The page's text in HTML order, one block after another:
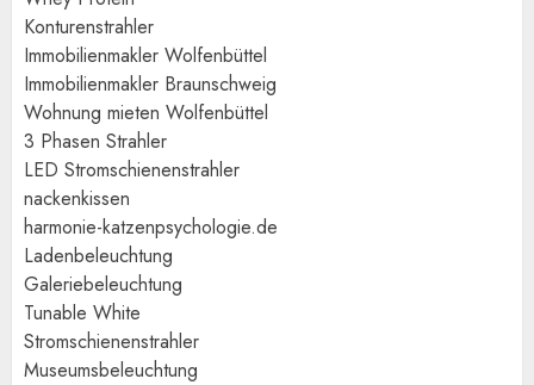
Konturenstrahler
Immobilienmakler Wolfenbüttel
Immobilienmakler Braunschweig
Wohnung mieten Wolfenbüttel
3 Phasen Strahler
LED Stromschienenstrahler
nackenkissen
harmonie-katzenpsychologie.de
Ladenbeleuchtung
Galeriebeleuchtung
Tunable White
Stromschienenstrahler
Museumsbeleuchtung